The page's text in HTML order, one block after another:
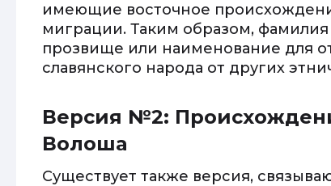
имеющие восточное
миграции. Таким образом,
прозвище или наименование для
славянского народа от других
Версия №2:
Волоша
Существует также версия,